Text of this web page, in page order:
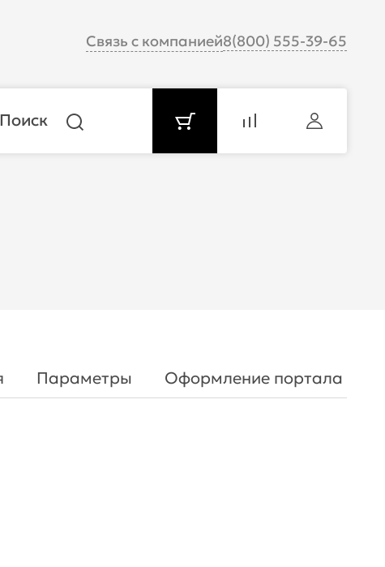
Связь с компанией8(800) 555-39-65
Параметры Оформление портала